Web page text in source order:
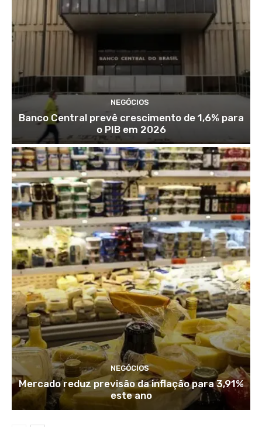
NEGÓCIOS
Banco Central prevê crescimento de 1,6% para
o PIB em 2026
NEGÓCIOS
Mercado reduz previsão da inflação para 3,91%
este ano